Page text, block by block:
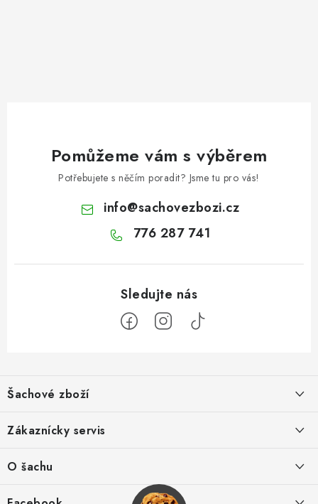
Pomůžeme vám s výběrem
Potřebujete s něčím poradit? Jsme tu pro vás!
info@sachovezbozi.cz
776 287 741
á
p
a
Šachové zboží
Zákaznícky servis
Výhody nákupu u nás
O šachu